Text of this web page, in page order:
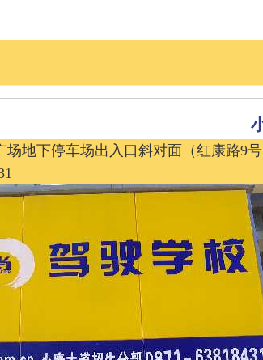
场地下停车场出入口斜对面（红康路9号